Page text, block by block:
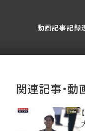
動画記事記録
関連記事・動